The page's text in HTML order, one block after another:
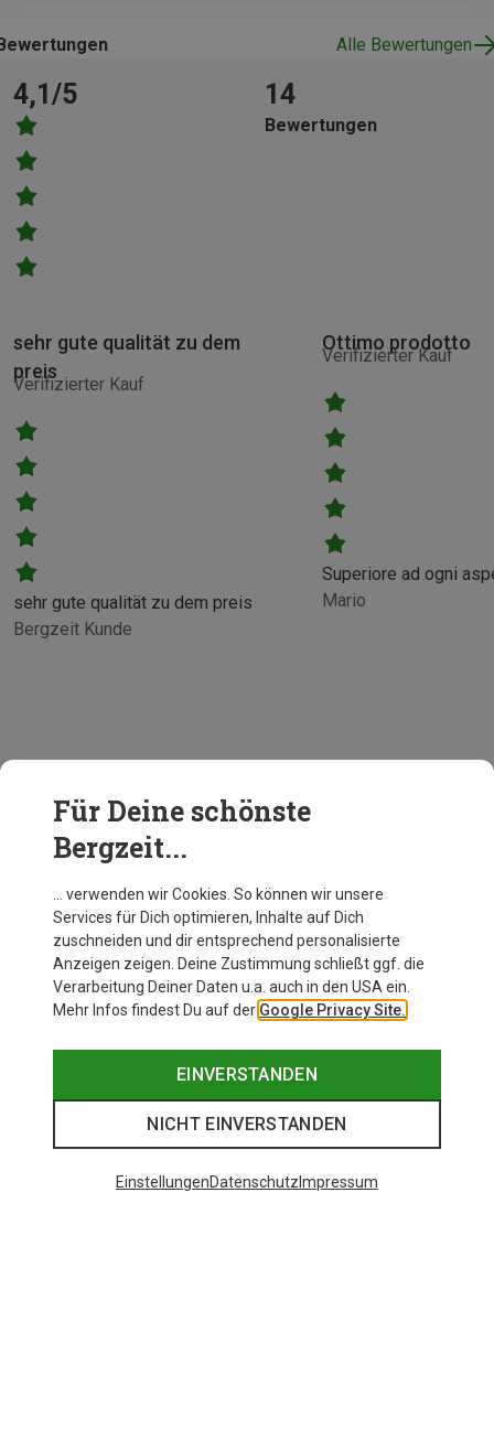
Alle Bewertungen
4,1/5 14
Bewertungen
Bergzeit Kunde
Verifizierter Kauf
sehr gute qualität zu dem
preis
sehr gute qualität zu dem preis Mario
Verifizierter Kauf
Ottimo prodotto
Superiore ad ogni
Für Deine schönste
Bergzeit...
… verwenden wir Cookies. So können wir unsere
Services für Dich optimieren, Inhalte auf Dich
zuschneiden und dir entsprechend personalisierte
Anzeigen zeigen. Deine Zustimmung schließt ggf. die
Verarbeitung Deiner Daten u.a. auch in den USA ein.
Mehr Infos findest Du auf der Google Privacy Site.
EINVERSTANDEN
NICHT EINVERSTANDEN
EinstellungenDatenschutz Impressum